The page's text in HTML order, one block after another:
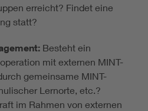
erreicht? Findet eine
statt?
Besteht ein
mit externen MINT-
gemeinsame MINT-
Lernorte, etc.?
im Rahmen von externen